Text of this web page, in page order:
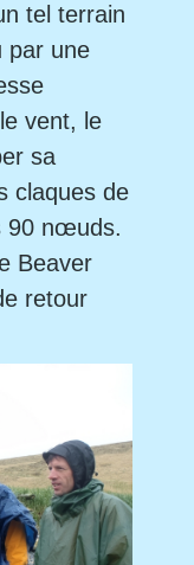
tel terrain
par une
vent, le
sa
claques de
90 nœuds.
Beaver
retour